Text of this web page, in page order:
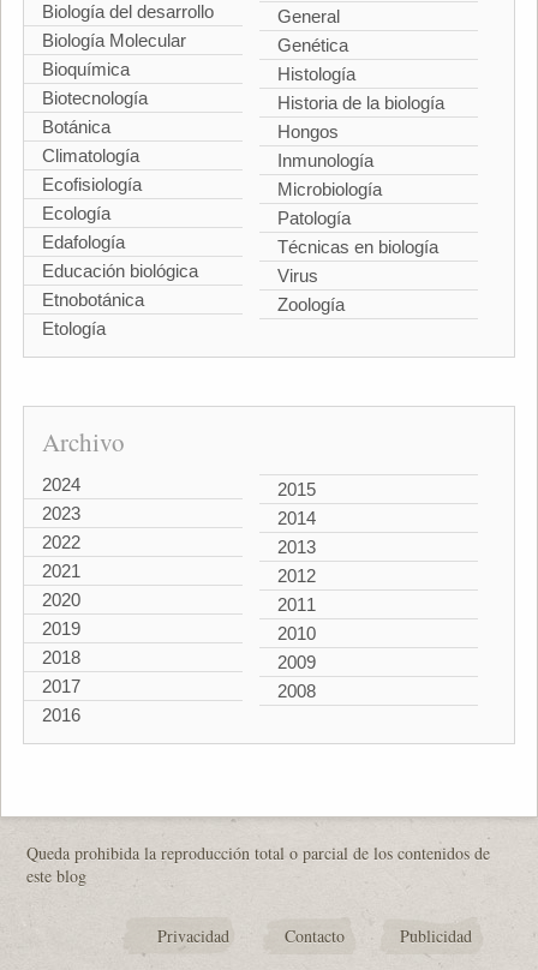
Biología del desarrollo
Biología Molecular
Bioquímica
Biotecnología
Botánica
Climatología
Ecofisiología
Ecología
Edafología
Educación biológica
Etnobotánica
Etología
General
Genética
Histología
Historia de la biología
Hongos
Inmunología
Microbiología
Patología
Técnicas en biología
Virus
Zoología
Archivo
2024
2023
2022
2021
2020
2019
2018
2017
2016
2015
2014
2013
2012
2011
2010
2009
2008
Queda prohibida la reproducción total o parcial de los contenidos de
este blog
Privacidad Contacto Publicidad